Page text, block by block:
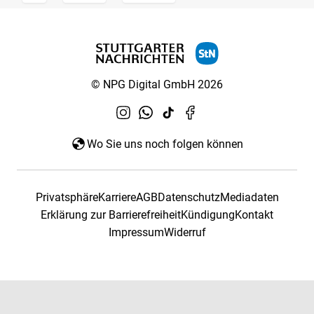
© NPG Digital GmbH 2026
Wo Sie uns noch folgen können
PrivatsphäreKarriereAGBDatenschutzMediadaten
Erklärung zur BarrierefreiheitKündigungKontakt
ImpressumWiderruf